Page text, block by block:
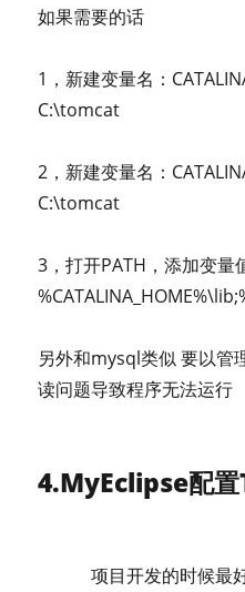
如果需要的话
1，新建变量名：
C:\tomcat
2，新建变量名：
C:\tomcat
3，打开PATH，添加变量
另外和mysql类似 要以管
读问题导致程序无法运行
4.MyEclipse配
项目开发的时候最好